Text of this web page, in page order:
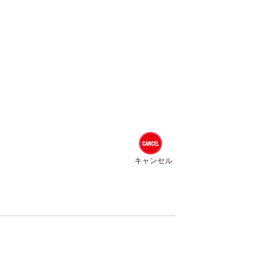
キャンセル